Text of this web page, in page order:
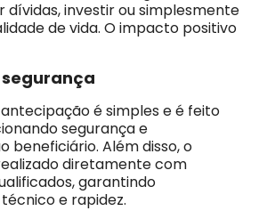
dívidas, investir ou simplesmente
de vida. O impacto positivo
é simples e é feito
segurança e
beneficiário. Além disso, o
diretamente com
garantindo
e rapidez.